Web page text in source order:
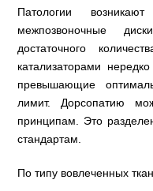
Патологии
межпозвоночные
достаточного
катализаторами
превышающие
лимит. Дорсопатию
принципам. Это
стандартам.
По типу вовлеченных